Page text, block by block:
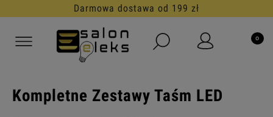
Darmowa dostawa od 199 zł
Kompletne Zestawy Taśm LED